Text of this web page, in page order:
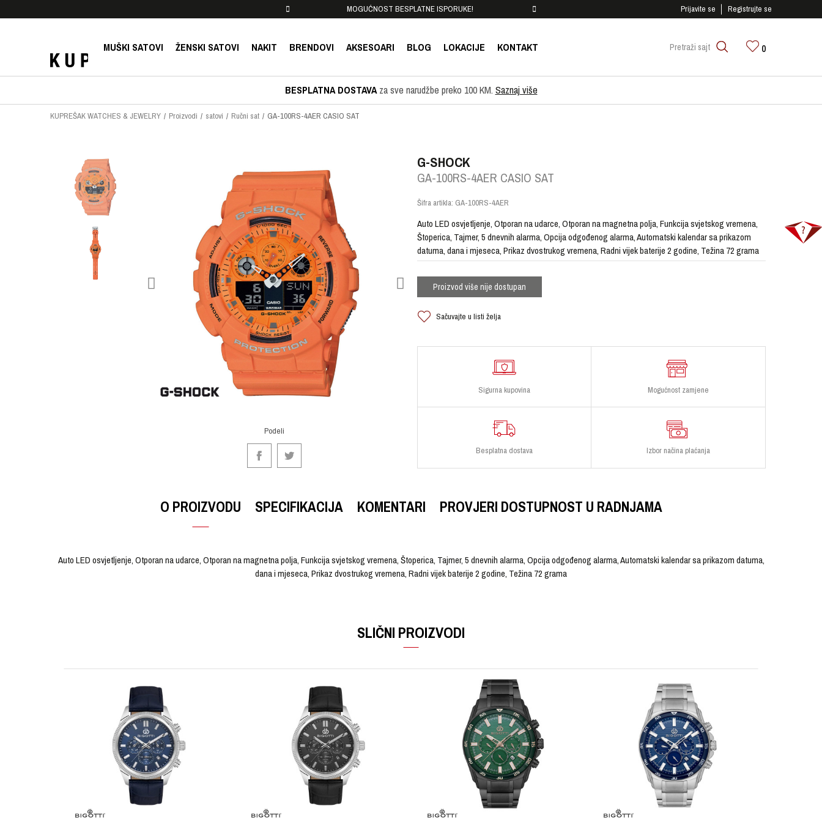
MOGUĆNOST BESPLATNE ISPORUKE! SIGURNO PLAĆANJE PLATNIM KARTICAMA!
Prijavite se Registrujte se
MUŠKI SATOVI ŽENSKI SATOVI NAKIT BRENDOVI AKSESOARI BLOG LOKACIJE KONTAKT Pretraži sajt 0
BESPLATNA DOSTAVAza sve narudžbe preko 100 KM. Saznaj više
KUPREŠAK WATCHES & JEWELRY Proizvodi satovi Ručni sat GA-100RS-4AER CASIO SAT
Podeli
G-SHOCK
GA-100RS-4AER CASIO SAT
Šifra artikla: GA-100RS-4AER
Auto LED osvjetljenje, Otporan na udarce, Otporan na magnetna polja, Funkcija svjetskog vremena,
Štoperica, Tajmer, 5 dnevnih alarma, Opcija odgođenog alarma, Automatski kalendar sa prikazom
datuma, dana i mjeseca, Prikaz dvostrukog vremena, Radni vijek baterije 2 godine, Težina 72 grama
Proizvod više nije dostupan
Sačuvajte u listi želja
Sigurna kupovina Mogućnost zamjene
Besplatna dostava Izbor načina plaćanja
O PROIZVODU SPECIFIKACIJA KOMENTARI PROVJERI DOSTUPNOST U RADNJAMA
Auto LED osvjetljenje, Otporan na udarce, Otporan na magnetna polja, Funkcija svjetskog vremena, Štoperica, Tajmer, 5 dnevnih alarma, Opcija odgođenog alarma, Automatski kalendar sa prikazom datuma,
dana i mjeseca, Prikaz dvostrukog vremena, Radni vijek baterije 2 godine, Težina 72 grama
Muški
Kaučuk
Materijal narukvice Kaučuk
Narandžasta
Boja kućišta
SLIČNI PROIZVODI